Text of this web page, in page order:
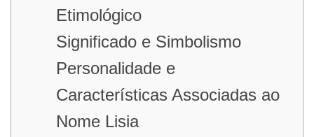
Etimológico
Significado e Simbolismo
Personalidade e
Características Associadas ao
Nome Lisia